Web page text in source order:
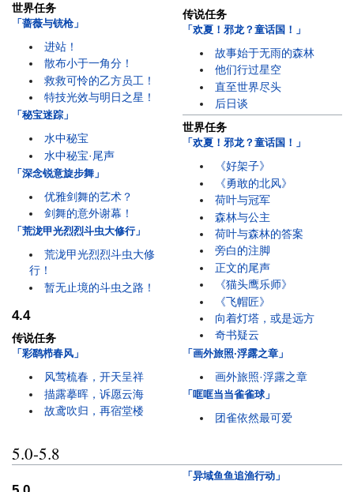
世界任务
「蔷薇与铳枪」
进站！
散布小于一角分！
救救可怜的乙方员工！
特技光效与明日之星！
「秘宝迷踪」
水中秘宝
水中秘宝·尾声
「深念锐意旋步舞」
优雅剑舞的艺术？
剑舞的意外谢幕！
「荒泷甲光烈烈斗虫大修行」
荒泷甲光烈烈斗虫大修
行！
暂无止境的斗虫之路！
4.4
传说任务
「彩鹞栉春风」
风莺梳春，开天呈祥
描露摹晖，诉愿云海
故鸢吹归，再宿堂楼
传说任务
「欢夏！邪龙？童话国！」
故事始于无雨的森林
他们行过星空
直至世界尽头
后日谈
世界任务
「欢夏！邪龙？童话国！」
《好架子》
《勇敢的北风》
荷叶与冠军
森林与公主
荷叶与森林的答案
旁白的注脚
正文的尾声
《猫头鹰乐师》
《飞帽匠》
向着灯塔，或是远方
奇书疑云
「画外旅照·浮露之章」
画外旅照·浮露之章
「哐哐当当雀雀球」
团雀依然最可爱
5.0-5.8
「异域鱼鱼追渔行动」